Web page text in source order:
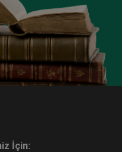
İçin: